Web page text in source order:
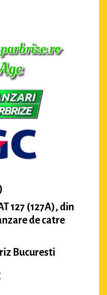
127 (127A), din
de catre
Bucuresti